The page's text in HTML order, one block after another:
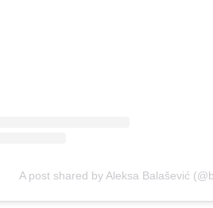
A post shared by Aleksa Balašević